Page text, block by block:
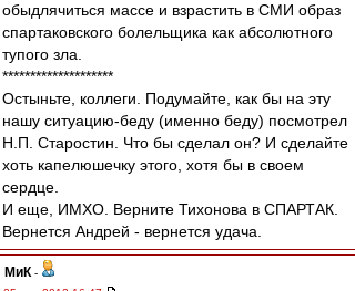
обыдлячиться массе и взрастить в СМИ образ
спартаковского болельщика как абсолютного
тупого зла.
********************
Остыньте, коллеги. Подумайте, как бы на эту
нашу ситуацию-беду (именно беду) посмотрел
Н.П. Старостин. Что бы сделал он? И сделайте
хоть капелюшечку этого, хотя бы в своем
сердце.
И еще, ИМХО. Верните Тихонова в СПАРТАК.
Вернется Андрей - вернется удача.
МиК -